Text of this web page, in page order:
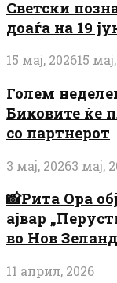
Светски
доаѓа на 19
15 мај, 202615
Голем
Биковите ќе
со партнерот
3 мај, 20263 мај,
📸Рита Ора
ајвар
во Нов
11 април, 2026